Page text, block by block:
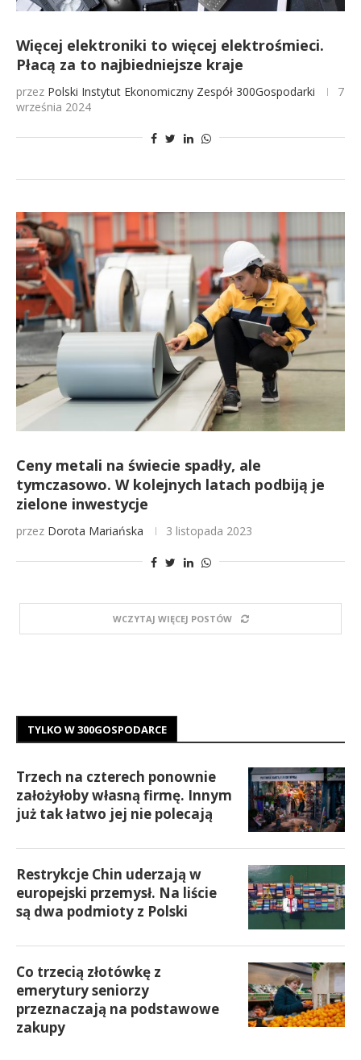
Więcej elektroniki to więcej elektrośmieci.
Płacą za to najbiedniejsze kraje
przez Polski Instytut Ekonomiczny Zespół 300Gospodarki
7
września 2024
Ceny metali na świecie spadły, ale
tymczasowo. W kolejnych latach podbiją je
zielone inwestycje
przez Dorota Mariańska 3 listopada 2023
WCZYTAJ WIĘCEJ POSTÓW
TYLKO W 300GOSPODARCE
Trzech na czterech ponownie
założyłoby własną firmę. Innym
już tak łatwo jej nie polecają
Restrykcje Chin uderzają w
europejski przemysł. Na liście
są dwa podmioty z Polski
Co trzecią złotówkę z
emerytury seniorzy
przeznaczają na podstawowe
zakupy